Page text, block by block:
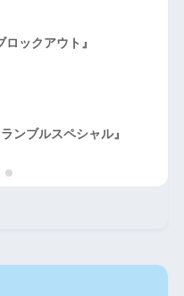
ックアウト』
ンブルスペシャル』